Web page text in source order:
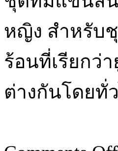
หญิง สำหรับ
ร้อนที่เรียกว่
ต่างกันโดยทั่